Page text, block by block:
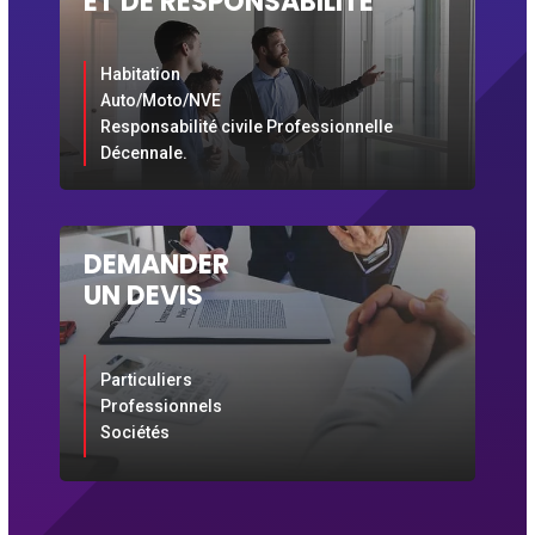
e
Habitation
Auto/Moto/NVE
Responsabilité civile Professionnelle
Décennale.
DEMANDER
UN DEVIS
Particuliers
Professionnels
Sociétés